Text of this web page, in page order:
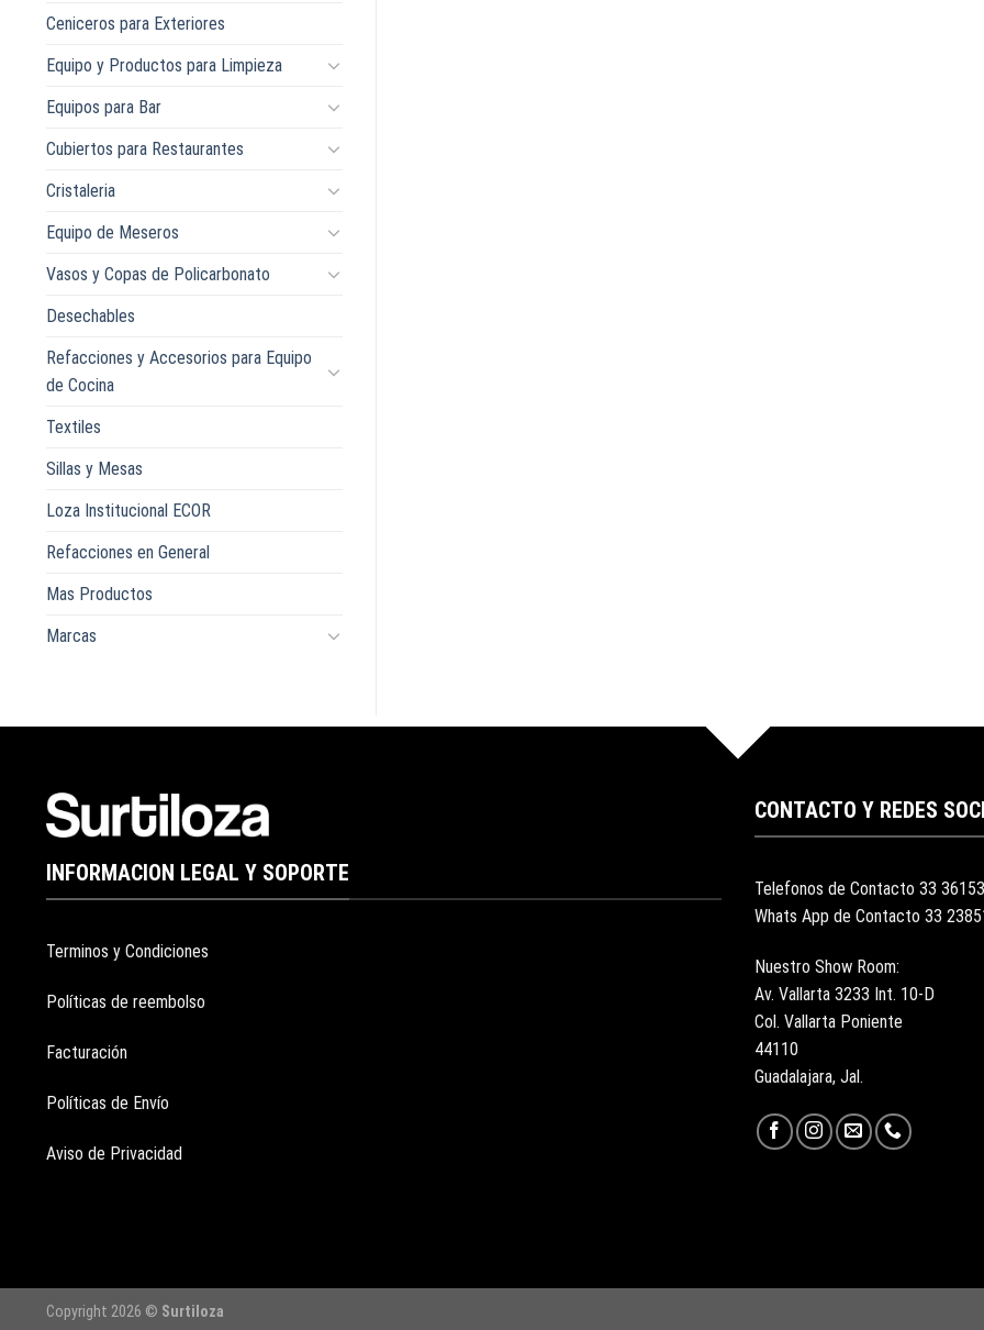
Ceniceros para Exteriores
Equipo y Productos para Limpieza
Equipos para Bar
Cubiertos para Restaurantes
Cristaleria
Equipo de Meseros
Vasos y Copas de Policarbonato
Desechables
Refacciones y Accesorios para Equipo
de Cocina
Textiles
Sillas y Mesas
Loza Institucional ECOR
Refacciones en General
Mas Productos
Marcas
INFORMACION LEGAL Y SOPORTE
Terminos y Condiciones
Políticas de reembolso
Facturación
Políticas de Envío
Aviso de Privacidad
CONTACTO Y REDES
Telefonos de Contacto 33
Whats App de Contacto 33
Nuestro Show Room:
Av. Vallarta 3233 Int. 10-D
Col. Vallarta Poniente
44110
Guadalajara, Jal.
Copyright 2026 © Surtiloza